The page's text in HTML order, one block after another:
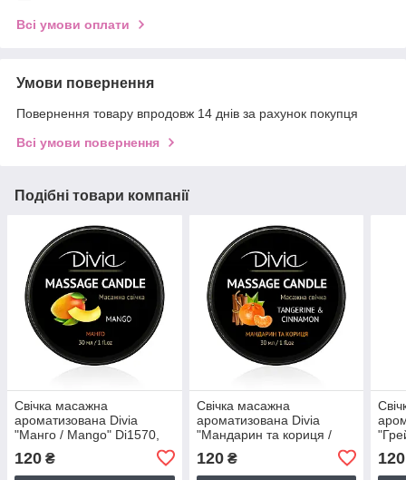
Всі умови оплати
Умови повернення
Повернення товару впродовж 14 днів за рахунок покупця
Всі умови повернення
Подібні товари компанії
Свічка масажна
ароматизована Divia
"Манго / Mango" Di1570,
120 ₴
Свічка масажна
ароматизована Divia
"Мандарин та кориця /
Di1570, 30мл
120₴ 120